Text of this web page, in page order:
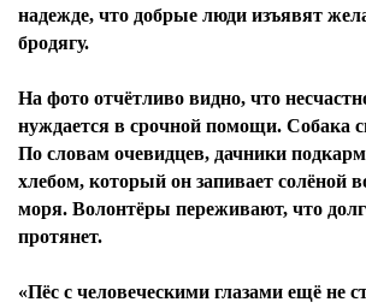
надежде, что добрые люди изъявят
бродягу.
На фото отчётливо видно, что
нуждается в срочной помощи. Собака
По словам очевидцев, дачники
хлебом, который он запивает солёной
моря. Волонтёры переживают, что
протянет.
«Пёс с человеческими глазами ещё не